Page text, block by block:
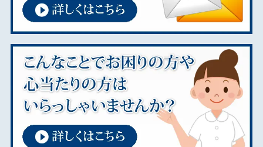
2023年11月
2023年02月
2023年01月
2022年01月
2021年12月
2021年08月
2021年07月
2020年10月
2020年08月